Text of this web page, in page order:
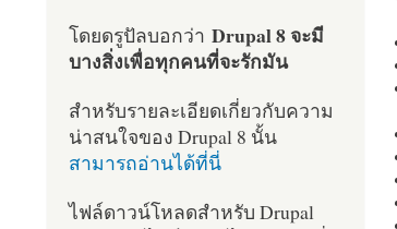
โดยดรูปัลบอกว่า Drupal 8 จะมี
บางสิ่งเพื่อทุกคนที่จะรักมัน
สำหรับรายละเอียดเกี่ยวกับความ
น่าสนใจของ Drupal 8 นั้น
สามารถอ่านได้ที่นี่
ไฟล์ดาวน์โหลดสำหรับ Drupal